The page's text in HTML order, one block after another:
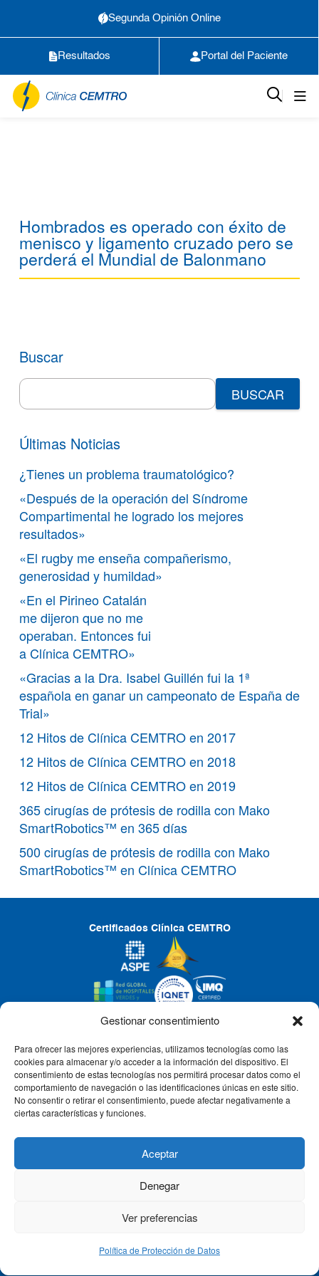
Gestionar consentimiento
Para ofrecer las mejores experiencias, utilizamos tecnologías como las
cookies para almacenar y/o acceder a la información del dispositivo. El
consentimiento de estas tecnologías nos permitirá procesar datos como el
comportamiento de navegación o las identificaciones únicas en este sitio.
No consentir o retirar el consentimiento, puede afectar negativamente a
ciertas características y funciones.
Aceptar
Denegar
Ver preferencias
Política de Protección de Datos
Segunda Opinión Online
Resultados Portal del Paciente
Hombrados es operado con éxito de
menisco y ligamento cruzado pero se
perderá el Mundial de Balonmano
Buscar
Search
for:
Últimas Noticias
¿Tienes un problema traumatológico?
«Después de la operación del Síndrome
Compartimental he logrado los mejores
resultados»
«El rugby me enseña compañerismo,
generosidad y humildad»
«En el Pirineo Catalán
me dijeron que no me
operaban. Entonces fui
a Clínica CEMTRO»
«Gracias a la Dra. Isabel Guillén fui la 1ª
española en ganar un campeonato de España de
Trial»
12 Hitos de Clínica CEMTRO en 2017
12 Hitos de Clínica CEMTRO en 2018
12 Hitos de Clínica CEMTRO en 2019
365 cirugías de prótesis de rodilla con Mako
SmartRobotics™ en 365 días
500 cirugías de prótesis de rodilla con Mako
SmartRobotics™ en Clínica CEMTRO
Certificados Clínica CEMTRO
CLÍNICA CEMTRO
QUIÉNES SOMOS